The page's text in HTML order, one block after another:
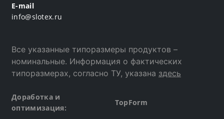
E-mail
info@slotex.ru
Все указанные типоразмеры продуктов –
номинальные. Информация о фактических
типоразмерах, согласно ТУ, указана здесь
Доработка и
оптимизация:
TopForm